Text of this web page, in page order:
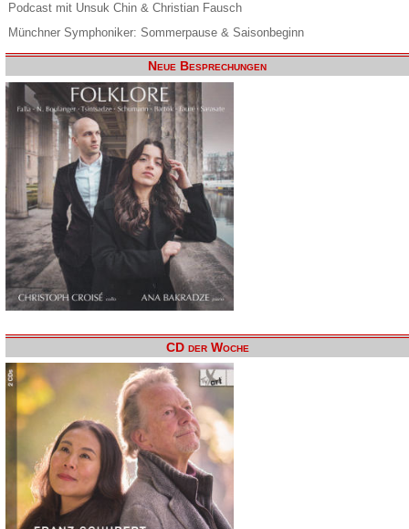
Podcast mit Unsuk Chin & Christian Fausch
Münchner Symphoniker: Sommerpause & Saisonbeginn
Neue Besprechungen
CD der Woche